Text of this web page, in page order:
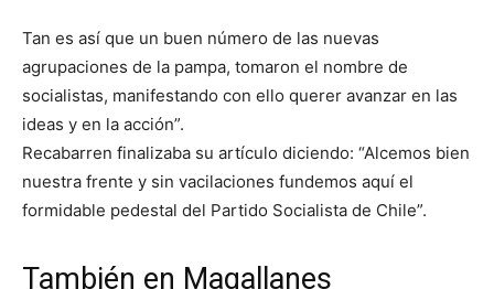
Tan es así que un buen número de las nuevas
agrupaciones de la pampa, tomaron el nombre de
socialistas, manifestando con ello querer avanzar en las
ideas y en la acción”.
Recabarren finalizaba su artículo diciendo: “Alcemos bien
nuestra frente y sin vacilaciones fundemos aquí el
formidable pedestal del Partido Socialista de Chile”.
También en Magallanes